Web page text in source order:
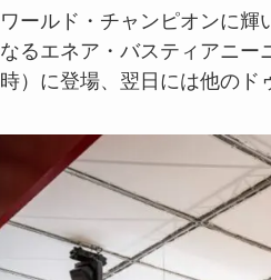
ワールド・チャンピオンに
なるエネア・バスティアニ
時）に登場、翌日には他の